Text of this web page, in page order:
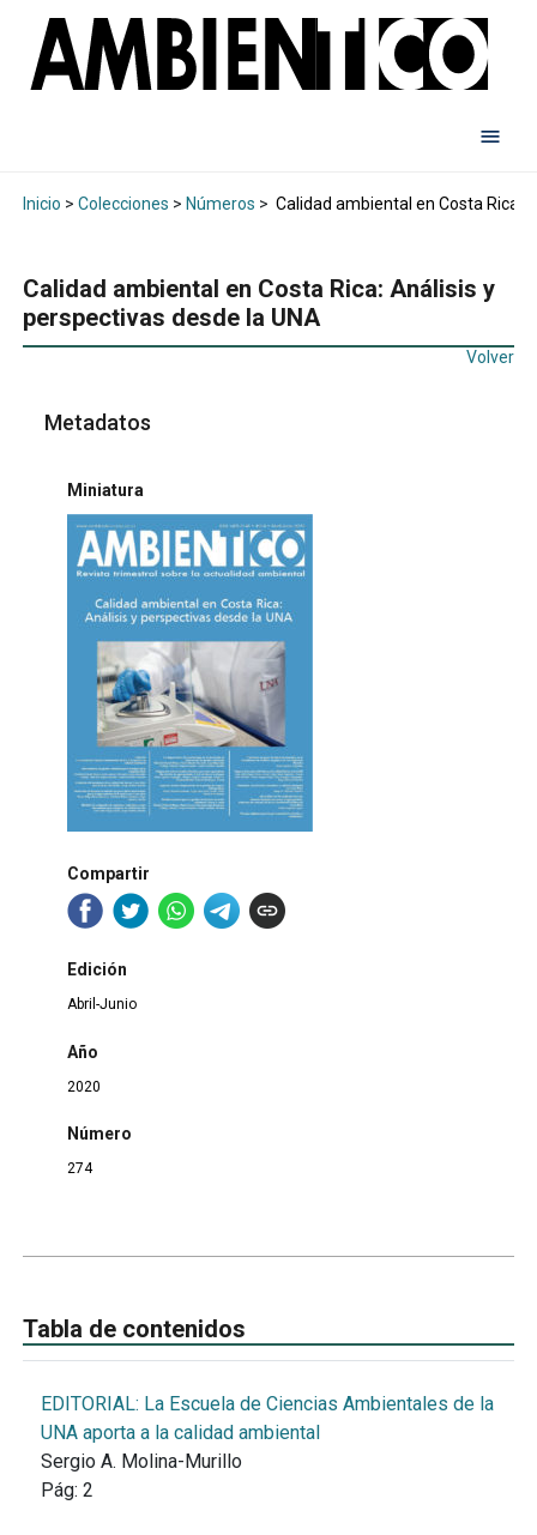
Inicio > Colecciones > Números > Calidad ambiental en Costa Rica:
Calidad ambiental en Costa Rica: Análisis y
perspectivas desde la UNA
Volver
Metadatos
Miniatura
Compartir
Edición
Abril-Junio
Año
2020
Número
274
Tabla de contenidos
EDITORIAL: La Escuela de Ciencias Ambientales de la
UNA aporta a la calidad ambiental
Sergio A. Molina-Murillo
Pág: 2